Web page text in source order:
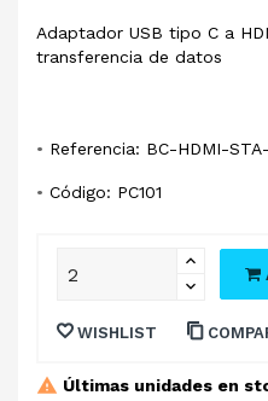
Adaptador USB tipo C a
transferencia de datos
• Referencia: BC-HDMI-
• Código: PC101
WISHLIST
Últimas unidades en